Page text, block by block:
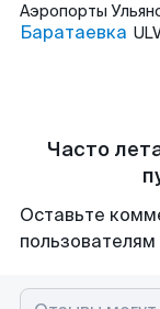
Аэропорты
Баратаевка
Часто
Оставьте